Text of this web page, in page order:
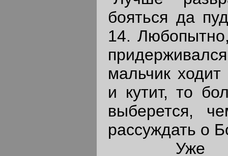
бояться да
14.
мальчик
и кутит, то
выберется,
рассуждать о
Уже